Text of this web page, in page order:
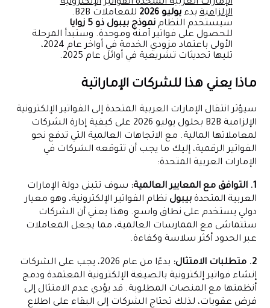
الإمارات العربية المتحدة الفواتير الإلكترونية
الإلزاميةبدءيوليو 2026
للمعاملات B2B.
سيستخدم النظامنموذج بيبول ذو 5 زوايا
للحصول على فواتير آمنة وموحدة. وستبدأ المرحلة
الأولى باعتماد مزودي الخدمة في أواخر عام 2024،
تليها تحديثات تشريعية في أوائل عام 2025.
ماذا يعني هذا للشركات الإماراتية
سيؤثر انتقال الإمارات العربية المتحدة إلى الفواتير الإلكترونية
الإلزامية B2B بحلول يوليو 2026 على كيفية إدارة الشركات
لمعاملاتها المالية. مع الاتجاهات العالمية التي تدفع نحو
الفواتير الرقمية، إليك ما يجب أن تتوقعه الشركات في
الإمارات العربية المتحدة:
1. التوافق مع المعايير العالمية:
سوف تتبنى دولة الإمارات
العربية المتحدةبيبول نظام الفواتير الإلكترونية، وهو معيار
دولي يستخدم على نطاق واسع. وهذا يعني أن الشركات
ستتماشى مع الممارسات العالمية، مما يجعل المعاملات
عبر الحدود أكثر سلاسة وكفاءة.
2. متطلبات الامتثال:
بدءًا من عام 2026، يجب على الشركات
إنشاء فواتير إلكترونية بالصيغة الإلكترونية المعتمدة ودمج
أنظمتها مع المنصات المطلوبة. قد يؤدي عدم الامتثال إلى
فرض عقوبات، لذلك تحتاج الشركات إلى البقاء على اطلاع